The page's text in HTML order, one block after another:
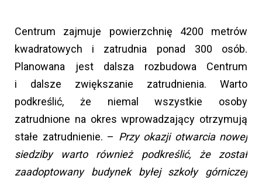
Centrum zajmuje powierzchnię 4200 metrów
kwadratowych i zatrudnia ponad 300 osób.
Planowana jest dalsza rozbudowa Centrum
i dalsze zwiększanie zatrudnienia. Warto
podkreślić, że niemal wszystkie osoby
zatrudnione na okres wprowadzający otrzymują
stałe zatrudnienie. – Przy okazji otwarcia nowej
siedziby warto również podkreślić, że został
zaadoptowany budynek byłej szkoły górniczej